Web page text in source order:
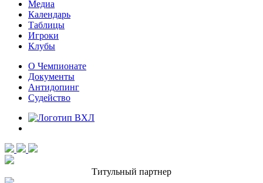
Медиа
Календарь
Таблицы
Игроки
Клубы
О Чемпионате
Документы
Антидопинг
Судейство
Титульный партнер